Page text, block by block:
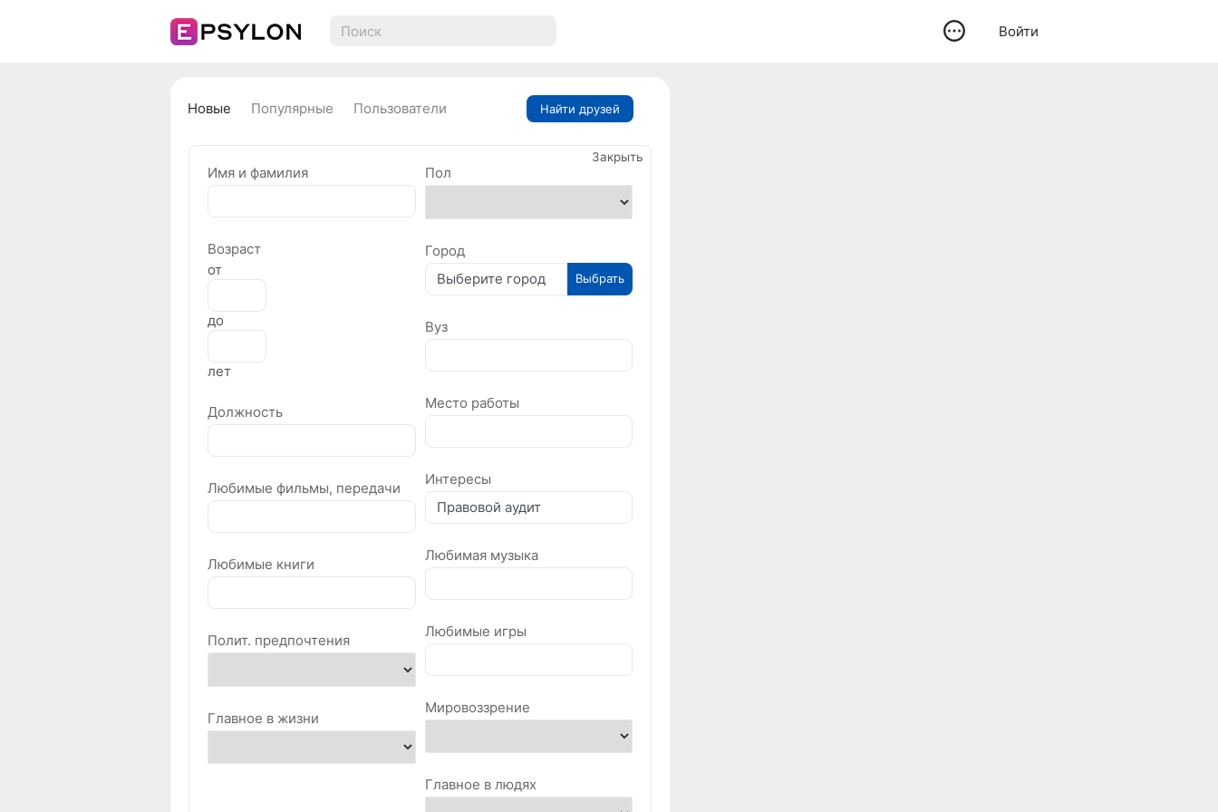
Войти
Найти друзей
Новые Популярные Пользователи
Закрыть
Имя и фамилия Пол
Возраст
от
до
лет
Город
Выберите город
Выбрать
Вуз
Место работы
Должность
Интересы
Любимые фильмы, передачи
Любимая музыка
Любимые книги
Любимые игры
Полит. предпочтения
Мировоззрение
Главное в жизни
Главное в людях